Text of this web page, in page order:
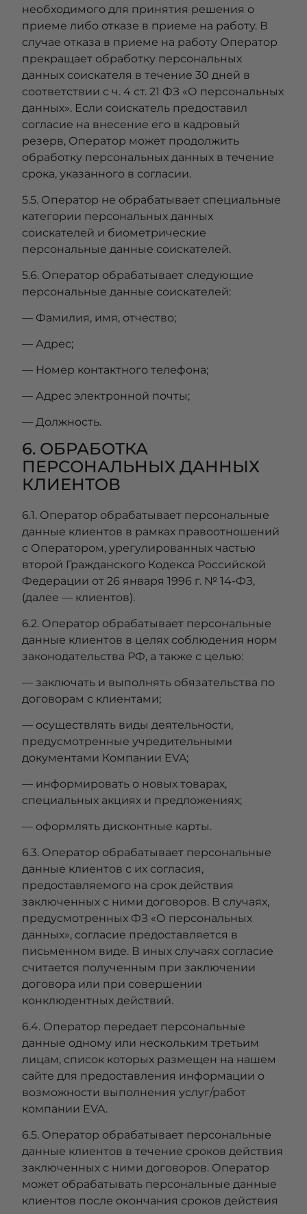
необходимого для принятия решения о
приеме либо отказе в приеме на работу. В
случае отказа в приеме на работу Оператор
прекращает обработку персональных
данных соискателя в течение 30 дней в
соответствии с ч. 4 ст. 21 ФЗ «О персональных
данных». Если соискатель предоставил
согласие на внесение его в кадровый
резерв, Оператор может продолжить
обработку персональных данных в течение
срока, указанного в согласии.
5.5. Оператор не обрабатывает специальные
категории персональных данных
соискателей и биометрические
персональные данные соискателей.
5.6. Оператор обрабатывает следующие
персональные данные соискателей:
— Фамилия, имя, отчество;
— Адрес;
— Номер контактного телефона;
— Адрес электронной почты;
— Должность.
6. ОБРАБОТКА
ПЕРСОНАЛЬНЫХ ДАННЫХ
КЛИЕНТОВ
6.1. Оператор обрабатывает персональные
данные клиентов в рамках правоотношений
с Оператором, урегулированных частью
второй Гражданского Кодекса Российской
Федерации от 26 января 1996 г. № 14-ФЗ,
(далее — клиентов).
6.2. Оператор обрабатывает персональные
данные клиентов в целях соблюдения норм
законодательства РФ, а также с целью:
— заключать и выполнять обязательства по
договорам с клиентами;
— осуществлять виды деятельности,
предусмотренные учредительными
документами Компании EVA;
— информировать о новых товарах,
специальных акциях и предложениях;
— оформлять дисконтные карты.
6.3. Оператор обрабатывает персональные
данные клиентов с их согласия,
предоставляемого на срок действия
заключенных с ними договоров. В случаях,
предусмотренных ФЗ «О персональных
данных», согласие предоставляется в
письменном виде. В иных случаях согласие
считается полученным при заключении
договора или при совершении
конклюдентных действий.
6.4. Оператор передает персональные
данные одному или нескольким третьим
лицам, список которых размещен на нашем
сайте для предоставления информации о
возможности выполнения услуг/работ
компании EVA.
6.5. Оператор обрабатывает персональные
данные клиентов в течение сроков действия
заключенных с ними договоров. Оператор
может обрабатывать персональные данные
клиентов после окончания сроков действия